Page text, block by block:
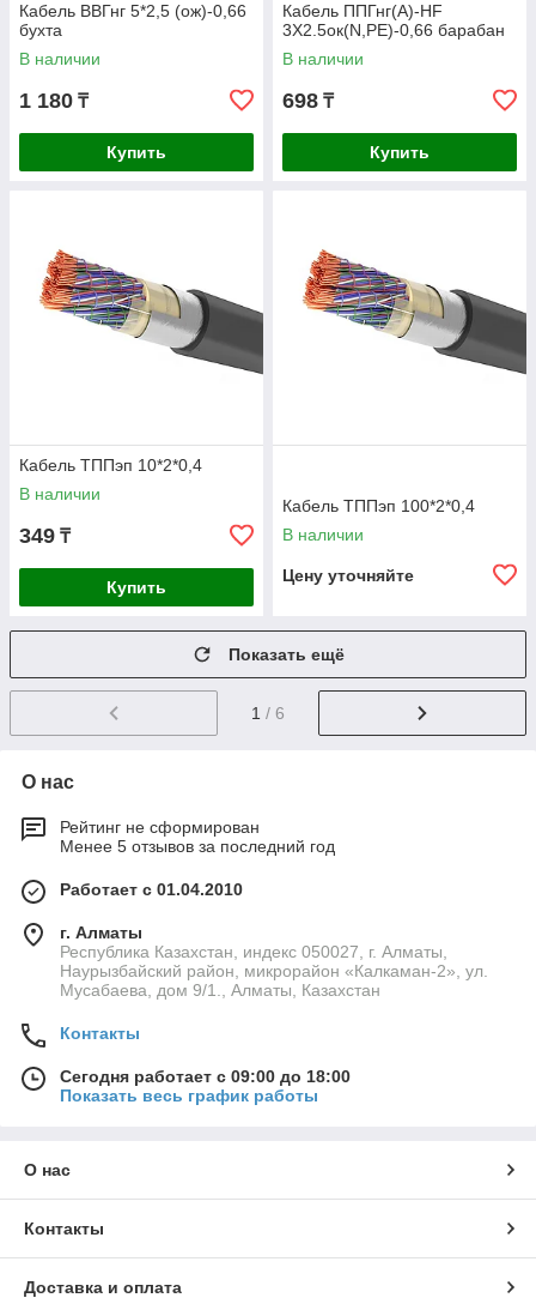
Кабель ВВГнг 5*2,5 (ож)-0,66
бухта
В наличии
1 180 ₸
Купить
Кабель ППГнг(А)-HF
3Х2.5ок(N,РЕ)-0,66 барабан
В наличии
698 ₸
Купить
Кабель ТППэп 10*2*0,4
В наличии
349 ₸
Купить
Кабель ТППэп 100*2*0,4
В наличии
Цену уточняйте
Показать ещё
1 / 6
О нас
Рейтинг не сформирован
Менее 5 отзывов за последний год
Работает с 01.04.2010
г. Алматы
Республика Казахстан, индекс 050027, г. Алматы,
Наурызбайский район, микрорайон «Калкаман-2», ул.
Мусабаева, дом 9/1., Алматы, Казахстан
Контакты
Сегодня работает с 09:00 до 18:00
Показать весь график работы
О нас
Контакты
Доставка и оплата